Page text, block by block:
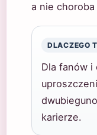
a nie
DLACZEGO
Dla fanów i
karierze.